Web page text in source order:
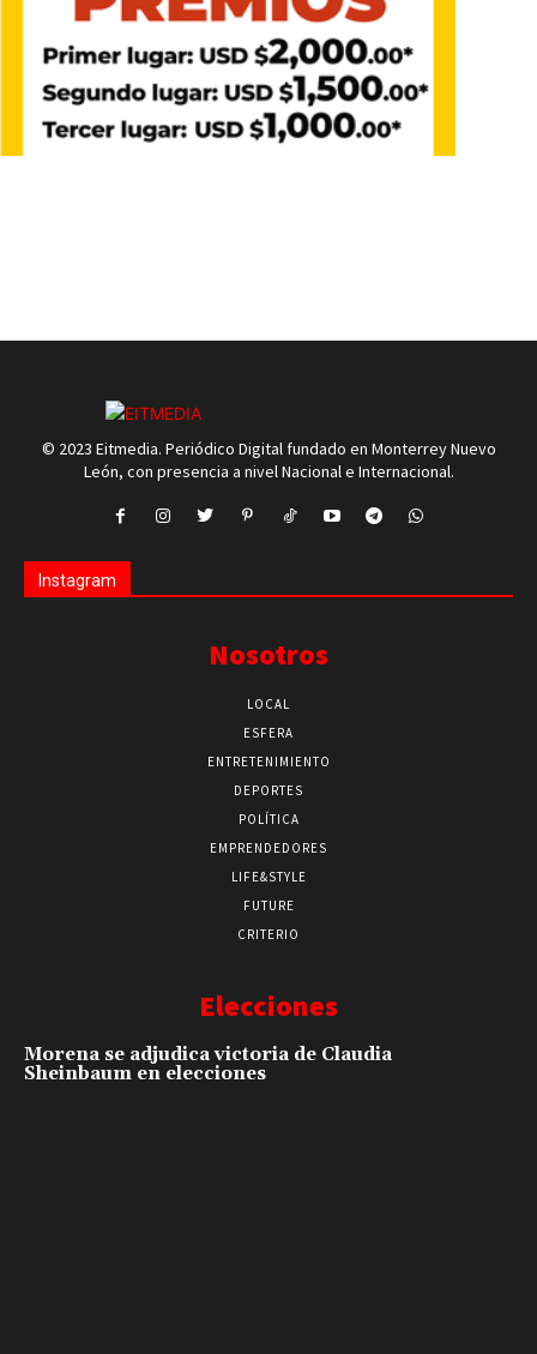
© 2023 Eitmedia. Periódico Digital fundado en Monterrey Nuevo
León, con presencia a nivel Nacional e Internacional.
Instagram
Nosotros
LOCAL
ESFERA
ENTRETENIMIENTO
DEPORTES
POLÍTICA
EMPRENDEDORES
LIFE&STYLE
FUTURE
CRITERIO
Elecciones
Morena se adjudica victoria de Claudia
Sheinbaum en elecciones